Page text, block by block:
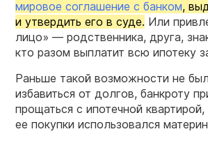
мировое соглашение с банком,
и утвердить его в суде. Или
лицо» — родственника, друга,
кто разом выплатит всю ипотеку
Раньше такой возможности не
избавиться от долгов, банкроту
прощаться с ипотечной
ее покупки использовался